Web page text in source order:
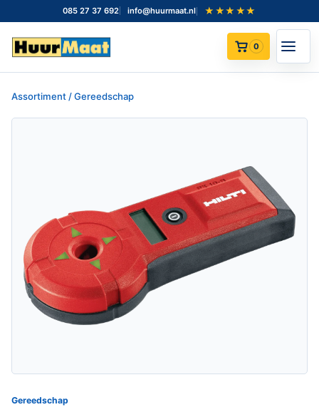
085 27 37 692 info@huurmaat.nl ★★★★★
0
Assortiment / Gereedschap
Gereedschap